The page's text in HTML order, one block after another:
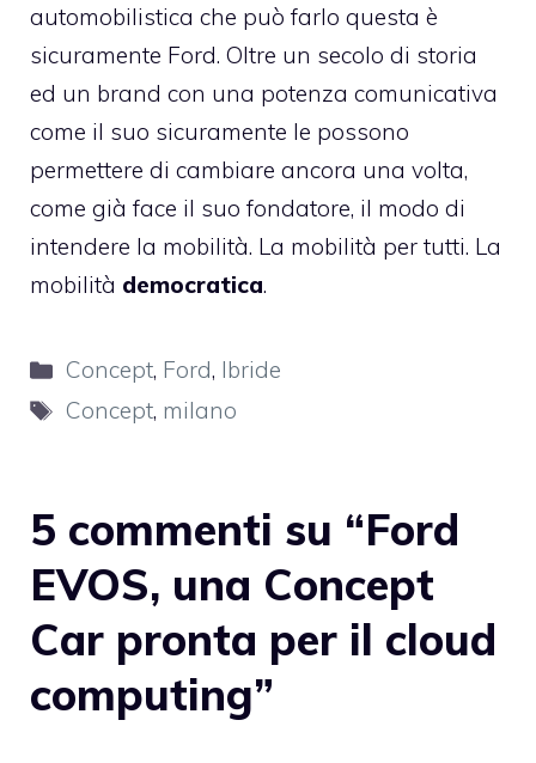
automobilistica che può farlo questa è
sicuramente Ford. Oltre un secolo di storia
ed un brand con una potenza comunicativa
come il suo sicuramente le possono
permettere di cambiare ancora una volta,
come già face il suo fondatore, il modo di
intendere la mobilità. La mobilità per tutti. La
mobilità democratica.
Categorie
Concept, Ford, Ibride
Tag
Concept, milano
5 commenti su “Ford
EVOS, una Concept
Car pronta per il cloud
computing”